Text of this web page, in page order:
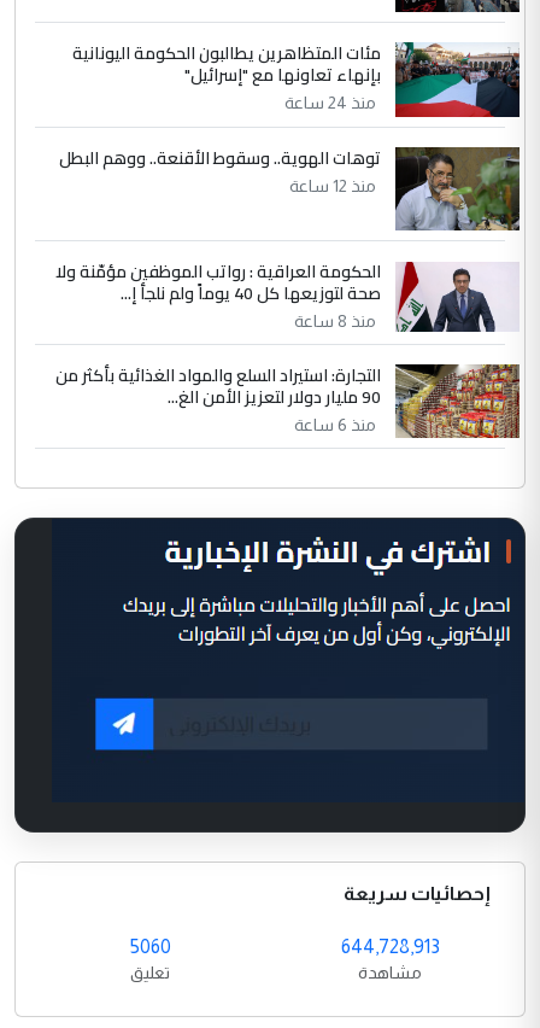
مئات المتظاهرين يطالبون الحكومة اليونانية
بإنهاء تعاونها مع "إسرائيل"
منذ 24 ساعة
توهات الهوية.. وسقوط الأقنعة.. ووهم البطل
منذ 12 ساعة
الحكومة العراقية : رواتب الموظفين مؤمّنة ولا
صحة لتوزيعها كل 40 يوماً ولم نلجأ إ...
منذ 8 ساعة
التجارة: استيراد السلع والمواد الغذائية بأكثر من
90 مليار دولار لتعزيز الأمن الغ...
منذ 6 ساعة
إحصائيات سريعة
644,728,913
مشاهدة
5060
تعليق